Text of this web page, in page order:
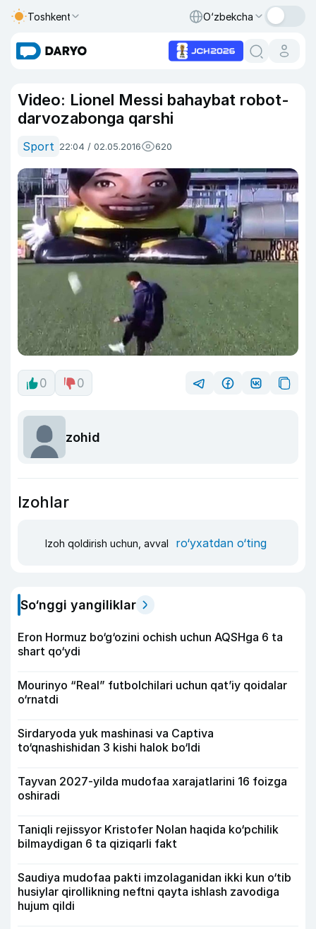
Toshkent O‘zbekcha
Video: Lionel Messi bahaybat robot-
darvozabonga qarshi
Sport 22:04 / 02.05.2016 620
0 0
zohid
Izohlar
Izoh qoldirish uchun, avval ro‘yxatdan o‘ting
So‘nggi yangiliklar
Eron Hormuz bo‘g‘ozini ochish uchun AQSHga 6 ta
shart qo‘ydi
Mourinyo “Real” futbolchilari uchun qat’iy qoidalar
o‘rnatdi
Sirdaryoda yuk mashinasi va Captiva
to‘qnashishidan 3 kishi halok bo‘ldi
Tayvan 2027-yilda mudofaa xarajatlarini 16 foizga
oshiradi
Taniqli rejissyor Kristofer Nolan haqida ko‘pchilik
bilmaydigan 6 ta qiziqarli fakt
Saudiya mudofaa pakti imzolaganidan ikki kun o‘tib
husiylar qirollikning neftni qayta ishlash zavodiga
hujum qildi